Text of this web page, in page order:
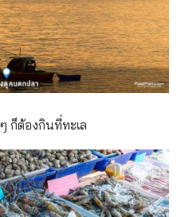
ก็ต้องกินที่ทะเล